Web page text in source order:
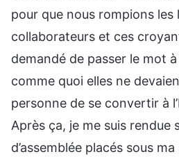
pour que nous rompions les
collaborateurs et ces
demandé de passer le mot
comme quoi elles ne
personne de se convertir à
Après ça, je me suis rendue
d’assemblée placés sous